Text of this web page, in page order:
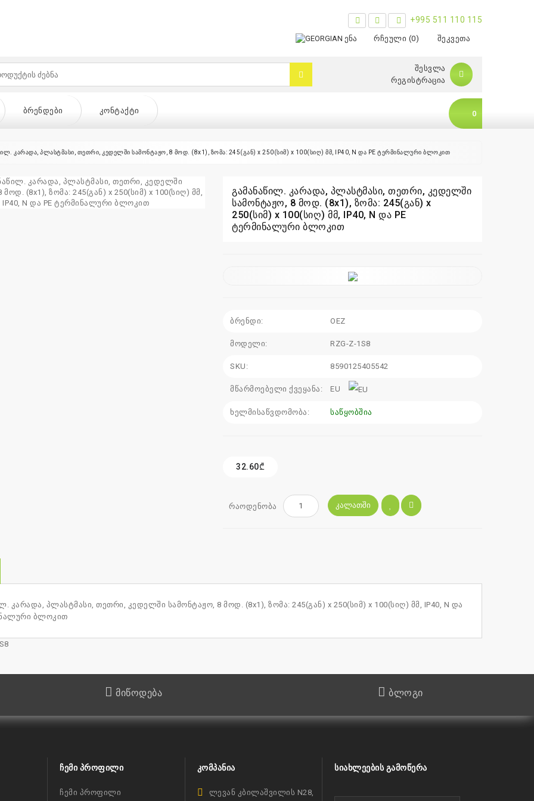
ᲙᲝᲜᲢᲐᲥᲢᲘ 0
+995 511 110 115
ᲔᲜᲐ ᲠᲩᲔᲣᲚᲘ (0) ᲨᲔᲙᲕᲔᲗᲐ
ᲨᲔᲡᲕᲚᲐ
ᲠᲔᲒᲘᲡᲢᲠᲐᲪᲘᲐ
ᲑᲠᲔᲜᲓᲔᲑᲘ ᲙᲝᲜᲢᲐᲥᲢᲘ 0
კარადა, პლასტმასი, თეთრი, კედელში სამონტაჟო, 8 მოდ. (8x1), ზომა: 245(გან) x 250(სიმ) x 100(სიღ) მმ, IP40, N და PE ტერმინალური ბლოკით
გამანაწილ. კარადა, პლასტმასი, თეთრი, კედელში
სამონტაჟო, 8 მოდ. (8x1), ზომა: 245(გან) x
250(სიმ) x 100(სიღ) მმ, IP40, N და PE
ტერმინალური ბლოკით
ბრენდი: OEZ
მოდელი: RZG-Z-1S8
SKU: 8590125405542
მწარმოებელი ქვეყანა: EU
ხელმისაწვდომობა: საწყობშია
32.60₾
რაოდენობა ᲙᲐᲚᲐᲗᲨᲘ
კარადა, პლასტმასი, თეთრი, კედელში სამონტაჟო, 8 მოდ. (8x1), ზომა: 245(გან) x 250(სიმ) x 100(სიღ) მმ, IP40, N და
ბლოკით
მიწოდება ბლოგი
ᲩᲔᲛᲘ ᲞᲠᲝᲤᲘᲚᲘ
ჩემი პროფილი
ᲙᲝᲛᲞᲐᲜᲘᲐ
ლევან კბილაშვილის N28,
ᲡᲘᲐᲮᲚᲔᲔᲑᲘᲡ ᲒᲐᲛᲝᲬᲔᲠᲐ